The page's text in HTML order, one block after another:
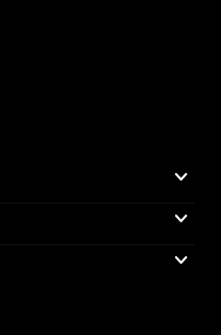
keyboard_arrow_down
keyboard_arrow_down
keyboard_arrow_down